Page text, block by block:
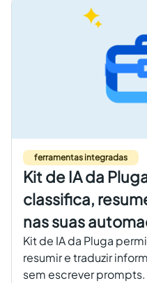
ferramentas integradas
Kit de IA da
classifica,
nas suas
Kit de IA da Pluga
resumir e traduzir
sem escrever